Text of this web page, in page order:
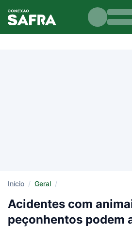
Início / Geral /
Acidentes com
peçonhentos podem